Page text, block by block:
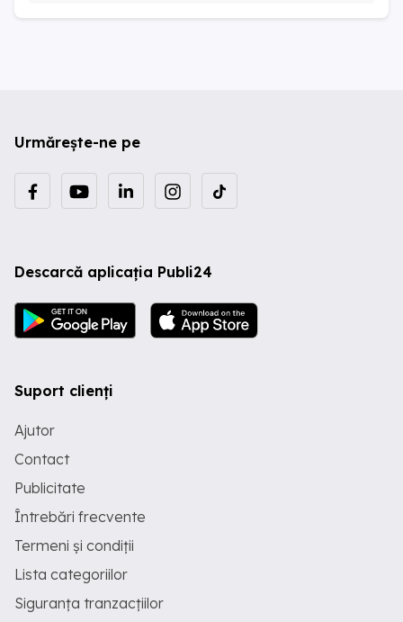
Urmărește-ne pe
Descarcă aplicația Publi24
Suport clienți
Ajutor
Contact
Publicitate
Întrebări frecvente
Termeni și condiții
Lista categoriilor
Siguranța tranzacțiilor